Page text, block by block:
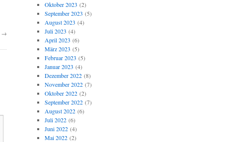
→
Oktober 2023 (2)
September 2023 (5)
August 2023 (4)
Juli 2023 (4)
April 2023 (6)
März 2023 (5)
Februar 2023 (5)
Januar 2023 (4)
Dezember 2022(8)
November 2022(7)
Oktober 2022(2)
September 2022(7)
August 2022(6)
Juli 2022(6)
Juni 2022(4)
Mai 2022(2)